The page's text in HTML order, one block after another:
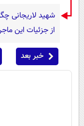
شهید لاریجانی
از جزئیات این
خبر بعد